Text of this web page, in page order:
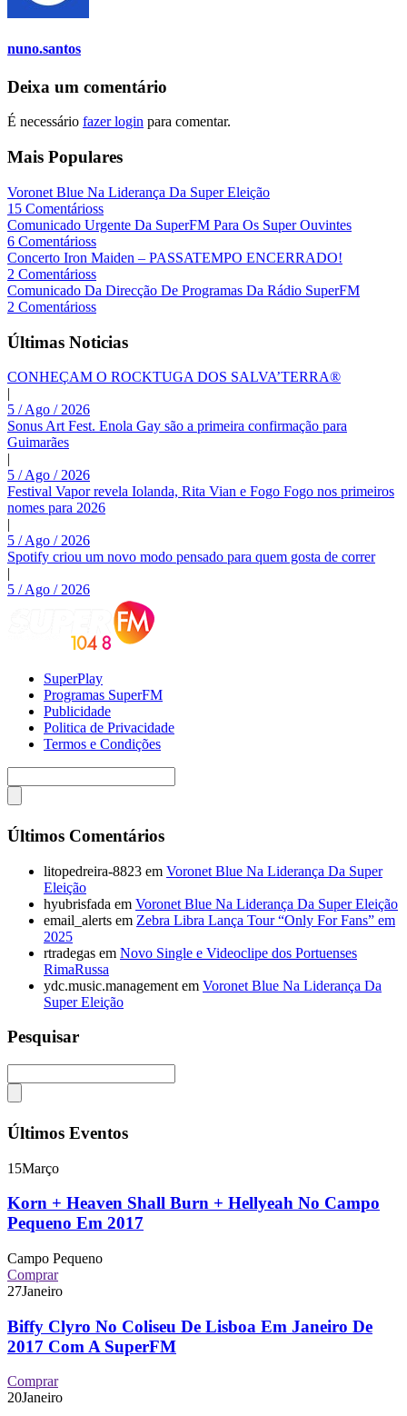
nuno.santos
Deixa um comentário
É necessário fazer login para comentar.
Mais Populares
Voronet Blue Na Liderança Da Super Eleição
15 Comentárioss
Comunicado Urgente Da SuperFM Para Os Super Ouvintes
6 Comentárioss
Concerto Iron Maiden – PASSATEMPO ENCERRADO!
2 Comentárioss
Comunicado Da Direcção De Programas Da Rádio SuperFM
2 Comentárioss
Últimas Noticias
CONHEÇAM O ROCKTUGA DOS SALVA’TERRA®
|
5 / Ago / 2026
Sonus Art Fest. Enola Gay são a primeira confirmação para
Guimarães
|
5 / Ago / 2026
Festival Vapor revela Iolanda, Rita Vian e Fogo Fogo nos primeiros
nomes para 2026
|
5 / Ago / 2026
Spotify criou um novo modo pensado para quem gosta de correr
|
5 / Ago / 2026
SuperPlay
Programas SuperFM
Publicidade
Politica de Privacidade
Termos e Condições
Últimos Comentários
litopedreira-8823 em Voronet Blue Na Liderança Da Super
Eleição
hyubrisfada em Voronet Blue Na Liderança Da Super Eleição
email_alerts em Zebra Libra Lança Tour “Only For Fans” em
2025
rtradegas em Novo Single e Videoclipe dos Portuenses
RimaRussa
ydc.music.management em Voronet Blue Na Liderança Da
Super Eleição
Pesquisar
Últimos Eventos
15Março
Korn + Heaven Shall Burn + Hellyeah No Campo
Pequeno Em 2017
Campo Pequeno
Comprar
27Janeiro
Biffy Clyro No Coliseu De Lisboa Em Janeiro De
2017 Com A SuperFM
Comprar
20Janeiro